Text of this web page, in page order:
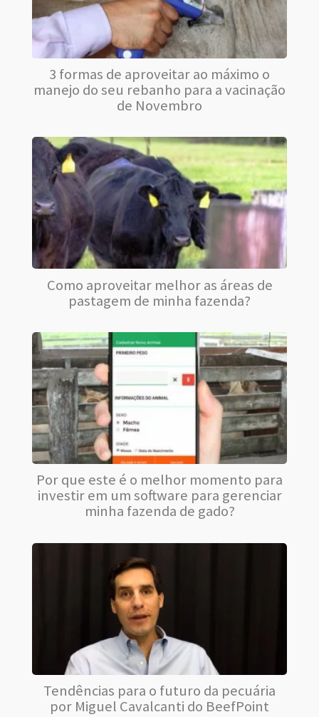
3 formas de aproveitar ao máximo o
manejo do seu rebanho para a vacinação
de Novembro
Como aproveitar melhor as áreas de
pastagem de minha fazenda?
Por que este é o melhor momento para
investir em um software para gerenciar
minha fazenda de gado?
Tendências para o futuro da pecuária
por Miguel Cavalcanti do BeefPoint